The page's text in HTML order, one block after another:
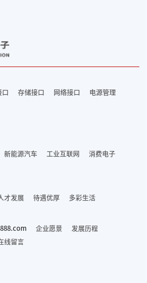
口 存储接口 网络接口 电源管理
新能源汽车 工业互联网
消费电子
才发展 待遇优厚 多彩生活
企业愿景
发展历程
线留言